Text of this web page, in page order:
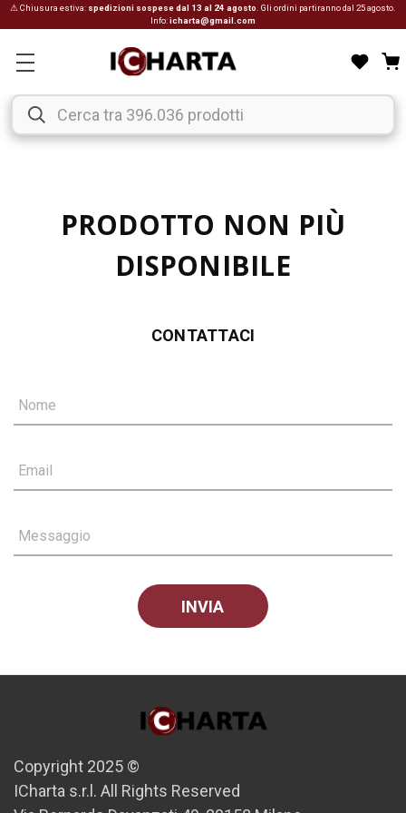
⚠ Chiusura estiva: spedizioni sospese dal 13 al 24 agosto . Gli ordini partiranno dal 25 agosto.
Info:icharta@gmail.com
PRODOTTO NON PIÙ
DISPONIBILE
CONTATTACI
Nome
Email
Messaggio
Copyright 2025 ©
ICharta s.r.l. All Rights Reserved